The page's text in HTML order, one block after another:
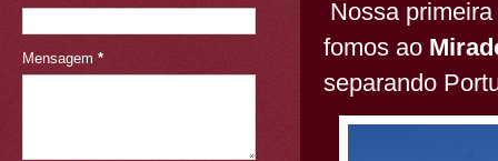
Nossa
fomos ao
separando
Mensagem *